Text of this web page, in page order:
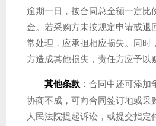
逾期一日，按合同总金额一定比
金。若采购方未按规定申请或退
常处理，应承担相应损失。同时
方造成其他损失，责任方应予以
其他条款 ：合同中还可添
协商不成，可向合同签订地或采
人民法院提起诉讼，或提交指定